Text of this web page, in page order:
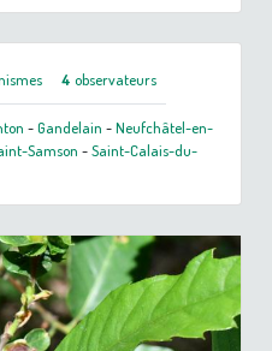
4 observateurs
-Gandelain -Neufchâtel-en-
Samson -Saint-Calais-du-